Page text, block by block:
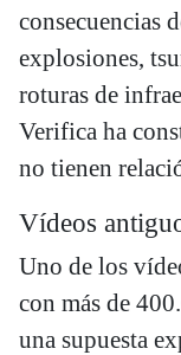
consecuencias
explosiones,
roturas de
Verifica ha
no tienen
Vídeos
Uno de los
con más de
una supuesta